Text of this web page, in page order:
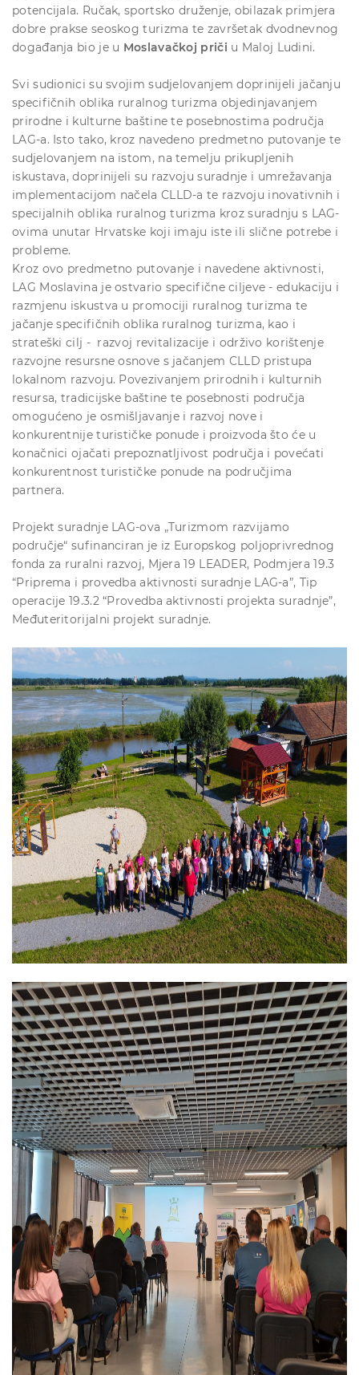
potencijala. Ručak, sportsko druženje, obilazak primjera
dobre prakse seoskog turizma te završetak dvodnevnog
događanja bio je u Moslavačkoj priči u Maloj Ludini.
Svi sudionici su svojim sudjelovanjem doprinijeli jačanju
specifičnih oblika ruralnog turizma objedinjavanjem
prirodne i kulturne baštine te posebnostima područja
LAG-a. Isto tako, kroz navedeno predmetno putovanje te
sudjelovanjem na istom, na temelju prikupljenih
iskustava, doprinijeli su razvoju suradnje i umrežavanja
implementacijom načela CLLD-a te razvoju inovativnih i
specijalnih oblika ruralnog turizma kroz suradnju s LAG-
ovima unutar Hrvatske koji imaju iste ili slične potrebe i
probleme.
Kroz ovo predmetno putovanje i navedene aktivnosti,
LAG Moslavina je ostvario specifične ciljeve - edukaciju i
razmjenu iskustva u promociji ruralnog turizma te
jačanje specifičnih oblika ruralnog turizma, kao i
strateški cilj - razvoj revitalizacije i održivo korištenje
razvojne resursne osnove s jačanjem CLLD pristupa
lokalnom razvoju. Povezivanjem prirodnih i kulturnih
resursa, tradicijske baštine te posebnosti područja
omogućeno je osmišljavanje i razvoj nove i
konkurentnije turističke ponude i proizvoda što će u
konačnici ojačati prepoznatljivost područja i povećati
konkurentnost turističke ponude na područjima
partnera.
Projekt suradnje LAG-ova „Turizmom razvijamo
područje“ sufinanciran je iz Europskog poljoprivrednog
fonda za ruralni razvoj, Mjera 19 LEADER, Podmjera 19.3
“Priprema i provedba aktivnosti suradnje LAG-a”, Tip
operacije 19.3.2 “Provedba aktivnosti projekta suradnje”,
Međuteritorijalni projekt suradnje.